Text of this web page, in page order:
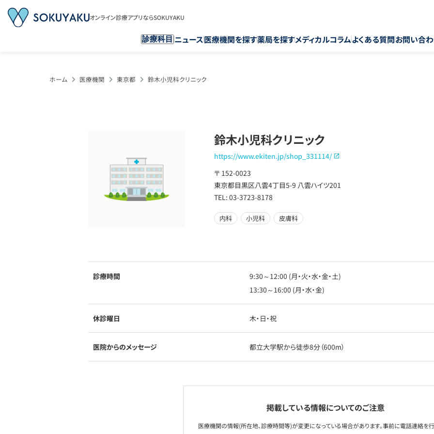
オンライン診療アプリならSOKUYAKU
診療科目 ニュース医療機関を探す薬局を探すメディカルコラムよくある質問お問い合
ホーム 医療機関 東京都 鈴木小児科クリニック
鈴木小児科クリニック
https://www.ekiten.jp/shop_331114/
〒 152-0023
東京都目黒区八雲4丁目5-9 八雲ハイツ201
TEL: 03-3723-8178
内科 小児科 皮膚科
診療時間
9:30～12:00 (月・火・水・金・土)
13:30～16:00 (月・水・金)
休診曜日 木・日・祝
医院からのメッセージ 都立大学駅から徒歩8分（600m）
掲載している情報についてのご注意
医療機関の情報(所在地、診療時間等)が変更になっている場合があります。事前に電話連絡を